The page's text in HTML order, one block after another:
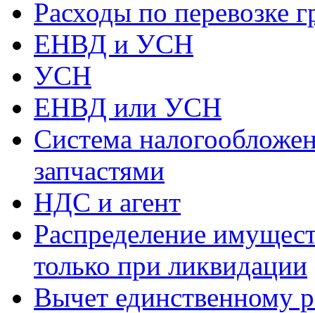
Расходы по перевозке
ЕНВД и УСН
УСН
ЕНВД или УСН
Система
запчастями
НДС и агент
Распределение
только при ликвидации
Вычет единственному